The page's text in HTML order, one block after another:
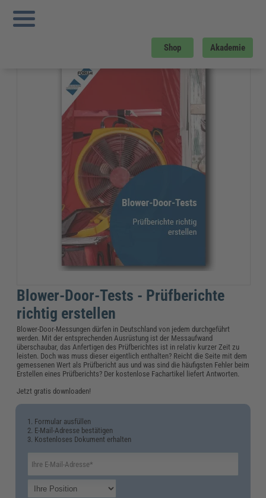
Shop Akademie
Sie sind hier:
Blower-Door-Tests
Blower-Door-Tests - Prüfberichte
richtig erstellen
Blower-Door-Messungen dürfen in Deutschland von jedem durchgeführt
werden. Mit der entsprechenden Ausrüstung ist der Messaufwand
überschaubar, das Anfertigen des Prüfberichtes ist in relativ kurzer Zeit zu
leisten. Doch was muss dieser eigentlich enthalten? Reicht die Seite mit dem
gemessenen Wert als Prüfbericht aus und was sind die häufigsten Fehler beim
Erstellen eines Prüfberichts? Der kostenlose Fachartikel liefert Antworten.
Jetzt gratis downloaden!
1. Formular ausfüllen
2. E-Mail-Adresse bestätigen
3. Kostenloses Dokument erhalten